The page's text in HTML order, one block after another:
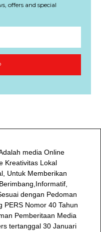
offers and special
media Online
Kreativitas Lokal
Untuk Memberikan
dengan Pedoman
PERS Nomor 40 Tahun
Pemberitaan Media
tertanggal 30 Januari